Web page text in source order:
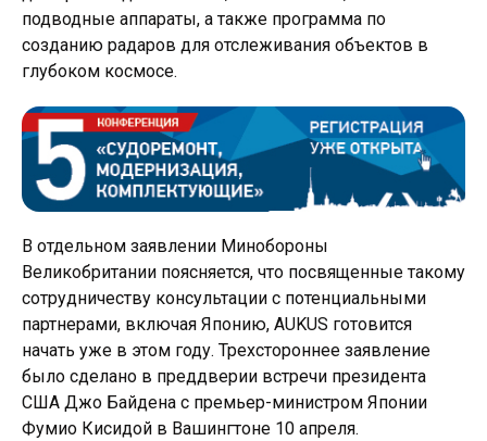
подводные аппараты, а также программа по
созданию радаров для отслеживания объектов в
глубоком космосе.
В отдельном заявлении Минобороны
Великобритании поясняется, что посвященные такому
сотрудничеству консультации с потенциальными
партнерами, включая Японию, AUKUS готовится
начать уже в этом году. Трехстороннее заявление
было сделано в преддверии встречи президента
США Джо Байдена с премьер-министром Японии
Фумио Кисидой в Вашингтоне 10 апреля.